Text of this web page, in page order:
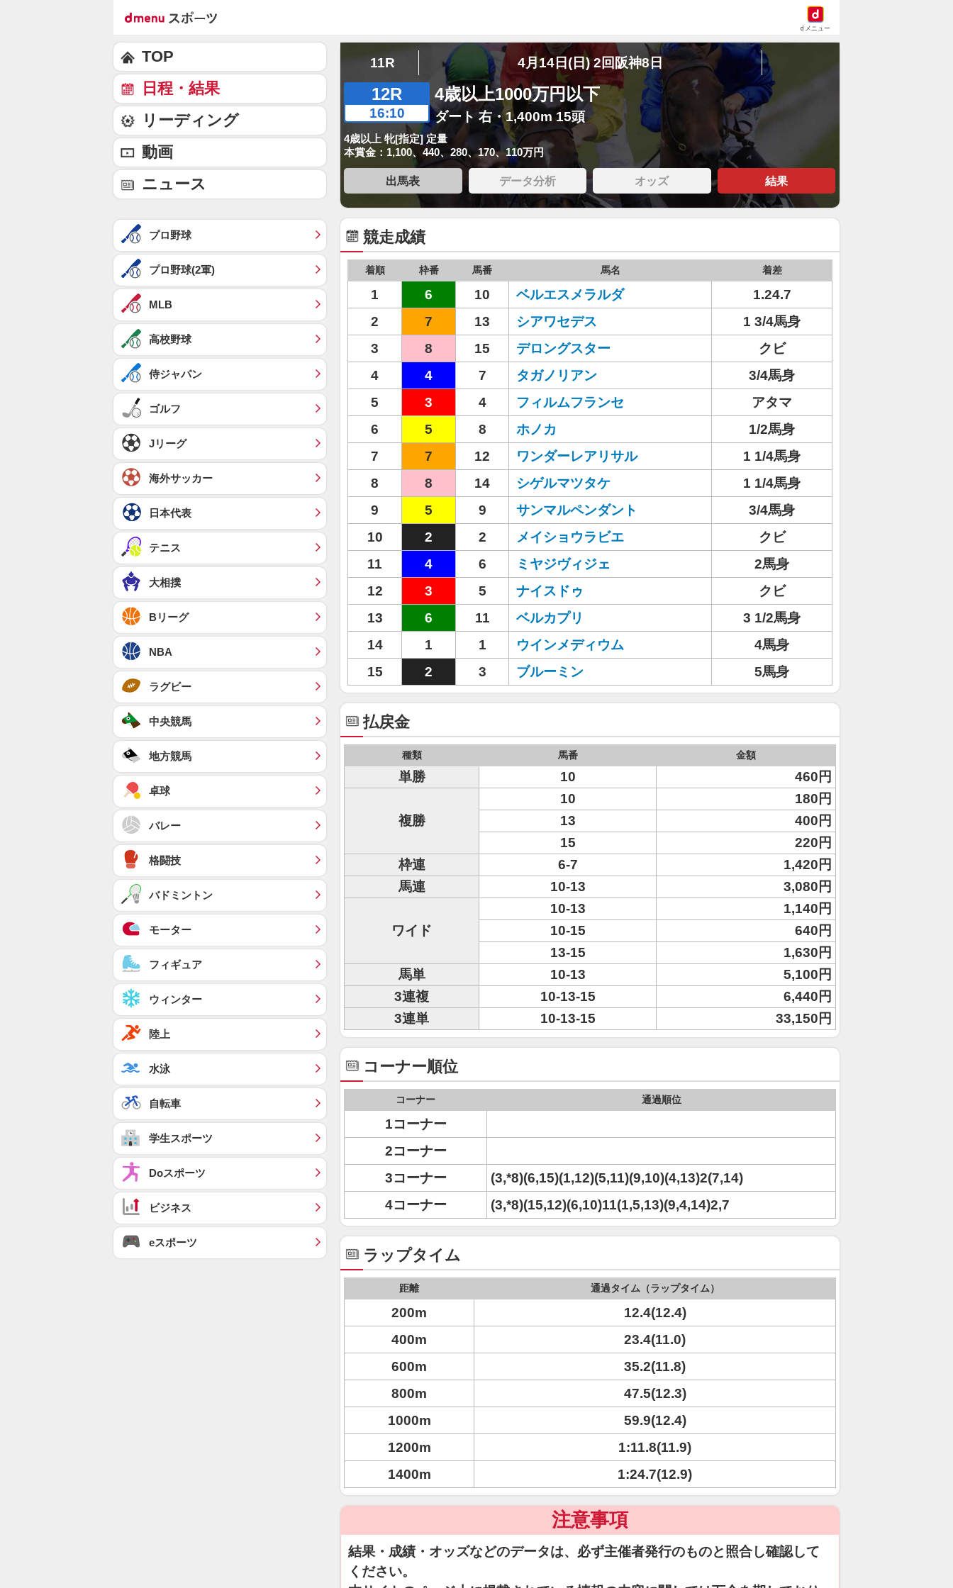
dメニュー
11R 4月14日(日) 2回阪神8日
12R
16:10
4歳以上1000万円以下
ダート 右・1,400m 15頭
4歳以上 牝[指定] 定量
本賞金：1,100、440、280、170、110万円
出馬表 データ分析 オッズ 結果
競走成績
着順 枠番 馬番 馬名 着差
1 6 10 ベルエスメラルダ
1.24.7
2
7 13 シアワセデス
1 3/4馬身
3
8 15 デロングスター
クビ
4
4 7 タガノリアン
3/4馬身
5
3 4 フィルムフランセ
アタマ
6
5 8 ホノカ
1/2馬身
7
7 12 ワンダーレアリサル
1 1/4馬身
8
8 14 シゲルマツタケ
1 1/4馬身
9
5 9 サンマルペンダント
3/4馬身
10
2 2 メイショウラビエ
クビ
11
4 6 ミヤジヴィジェ
2馬身
12
3 5 ナイスドゥ
クビ
13
6 11 ベルカプリ
3 1/2馬身
14
1 1 ウインメディウム
4馬身
15
2 3 ブルーミン 5馬身
払戻金
種類 馬番 金額
単勝 10 460円
複勝
10
180円
13
400円
15
220円
枠連
6-7
1,420円
馬連
10-13 3,080円
ワイド
10-13
1,140円
10-15
640円
13-15
1,630円
馬単
10-13
5,100円
3連複
10-13-15
6,440円
3連単
10-13-15 33,150円
コーナー順位
コーナー 通過順位
1コーナー
2コーナー
3コーナー
(3,*8)(6,15)(1,12)(5,11)(9,10)(4,13)2(7,14)
4コーナー
(3,*8)(15,12)(6,10)11(1,5,13)(9,4,14)2,7
ラップタイム
距離 通過タイム（ラップタイム）
200m
12.4(12.4)
400m
23.4(11.0)
600m
35.2(11.8)
800m
47.5(12.3)
1000m
59.9(12.4)
1200m
1:11.8(11.9)
1400m
1:24.7(12.9)
注意事項
結果・成績・オッズなどのデータは、必ず主催者発行のものと照合し確認して
ください。
TOP
日程・結果
リーディング
動画
ニュース
プロ野球
プロ野球(2軍)
MLB
高校野球
侍ジャパン
ゴルフ
Jリーグ
海外サッカー
日本代表
テニス
大相撲
Bリーグ
NBA
ラグビー
中央競馬
地方競馬
卓球
バレー
格闘技
バドミントン
モーター
フィギュア
ウィンター
陸上
水泳
自転車
学生スポーツ
Doスポーツ
ビジネス
eスポーツ